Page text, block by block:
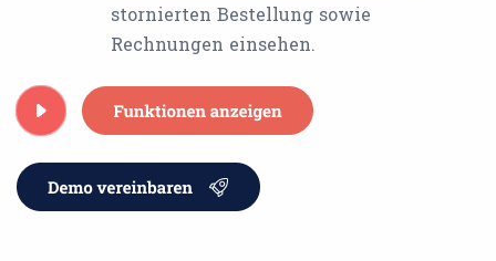
stornierten Bestellung sowie
Rechnungen einsehen.